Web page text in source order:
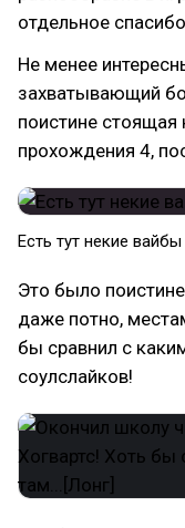
отдельное
Не менее
захватывающий
поистине
прохождения 4,
Есть тут некие
Это было
даже потно,
бы сравнил с
соулслайков!